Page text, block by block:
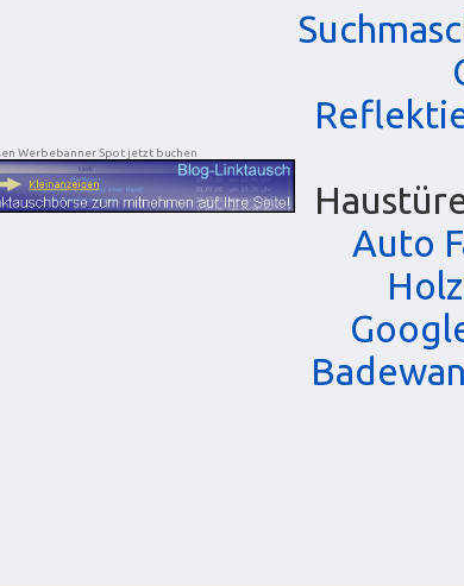
Werbebanner Spot jetzt buchen
Auto